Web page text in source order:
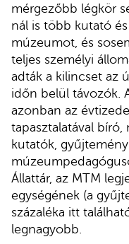
mérgezőbb légkör
nál is több kutató
múzeumot, és
teljes személyi
adták a kilincset az
időn belül távozók.
azonban az
tapasztalatával bíró,
kutatók,
Állattár, az MTM
egységének (a
százaléka itt
legnagyobb.